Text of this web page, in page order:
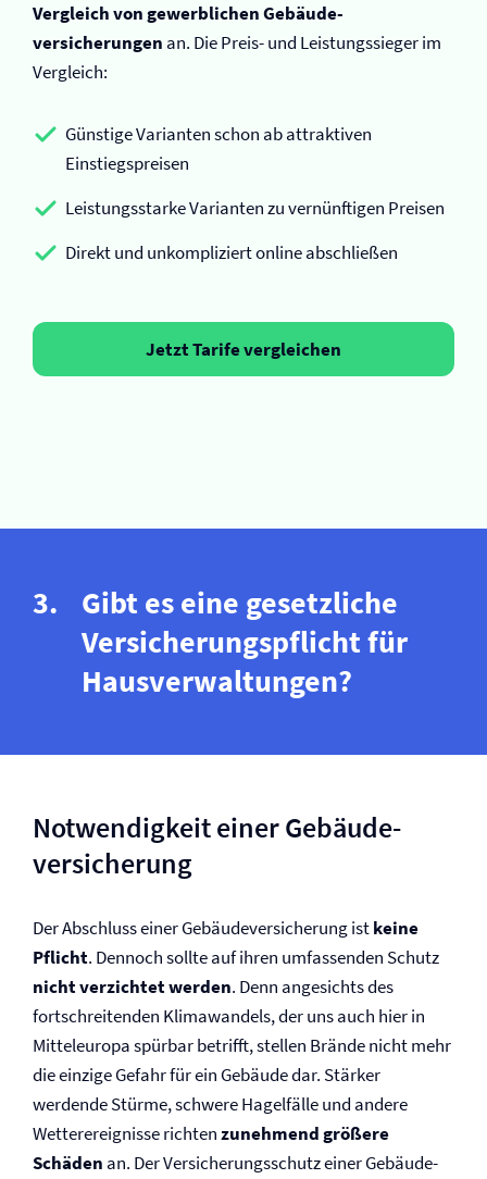
Vergleich von gewerblichen Gebäude­
versicherungen an. Die Preis- und Leistungssieger im
Vergleich:
Günstige Varianten schon ab attraktiven
Einstiegspreisen
Leistungsstarke Varianten zu vernünftigen Preisen
Direkt und unkompliziert online abschließen
Jetzt Tarife vergleichen
Gibt es eine gesetzliche
Versicherungspflicht für
Haus­verwaltungen?
Notwendigkeit einer Gebäude­
versicherung
Der Abschluss einer Gebäude­versicherung istkeine
Pflicht. Dennoch sollte auf ihren umfassenden Schutz
nicht verzichtet werden. Denn angesichts des
fortschreitenden Klimawandels, der uns auch hier in
Mitteleuropa spürbar betrifft, stellen Brände nicht mehr
die einzige Gefahr für ein Gebäude dar. Stärker
werdende Stürme, schwere Hagelfälle und andere
Wetterereignisse richtenzunehmend größere
Schäden an. Der Versicherungsschutz einer Gebäude­